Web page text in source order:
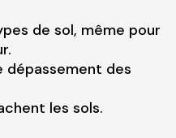
de sol, même pour
dépassement des
les sols.